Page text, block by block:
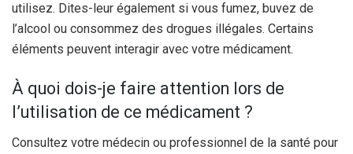
utilisez. Dites-leur également si vous fumez, buvez de
l’alcool ou consommez des drogues illégales. Certains
éléments peuvent interagir avec votre médicament.
À quoi dois-je faire attention lors de
l’utilisation de ce médicament ?
Consultez votre médecin ou professionnel de la santé pour